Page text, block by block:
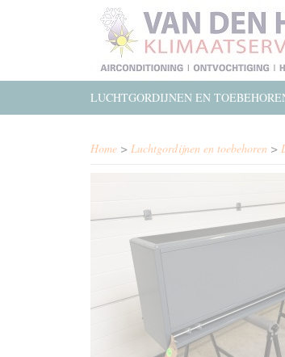
LUCHTGORDIJNEN EN
Home > Luchtgordijnen en toebehoren >